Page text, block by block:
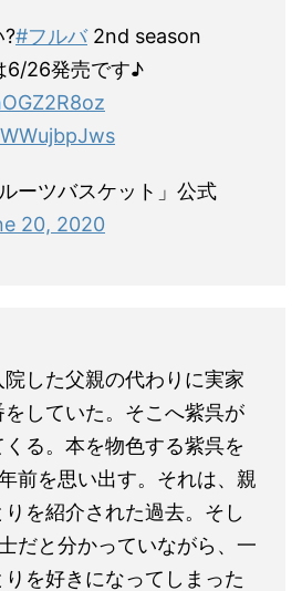
?#フルバ2nd season
6/26発売です♪
ーツバスケット」公式
20, 2020
した父親の代わりに実家
していた。そこへ紫呉が
る。本を物色する紫呉を
前を思い出す。それは、親
を紹介された過去。そし
だと分かっていながら、一
を好きになってしまった